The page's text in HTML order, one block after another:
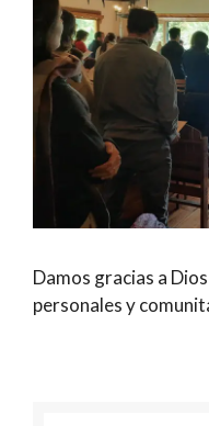
Damos gracias a
personales y